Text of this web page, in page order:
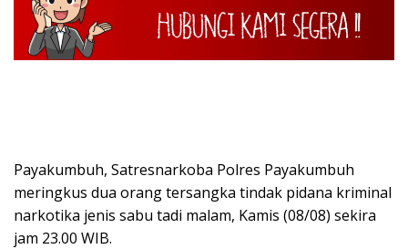
Payakumbuh, Satresnarkoba Polres Payakumbuh
meringkus dua orang tersangka tindak pidana kriminal
narkotika jenis sabu tadi malam, Kamis (08/08) sekira
jam 23.00 WIB.